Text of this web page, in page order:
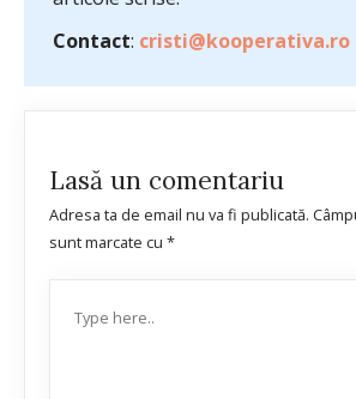
Contact: cristi@kooperativa.ro
Lasă un comentariu
Adresa ta de email nu va fi publicată.
sunt marcate cu *